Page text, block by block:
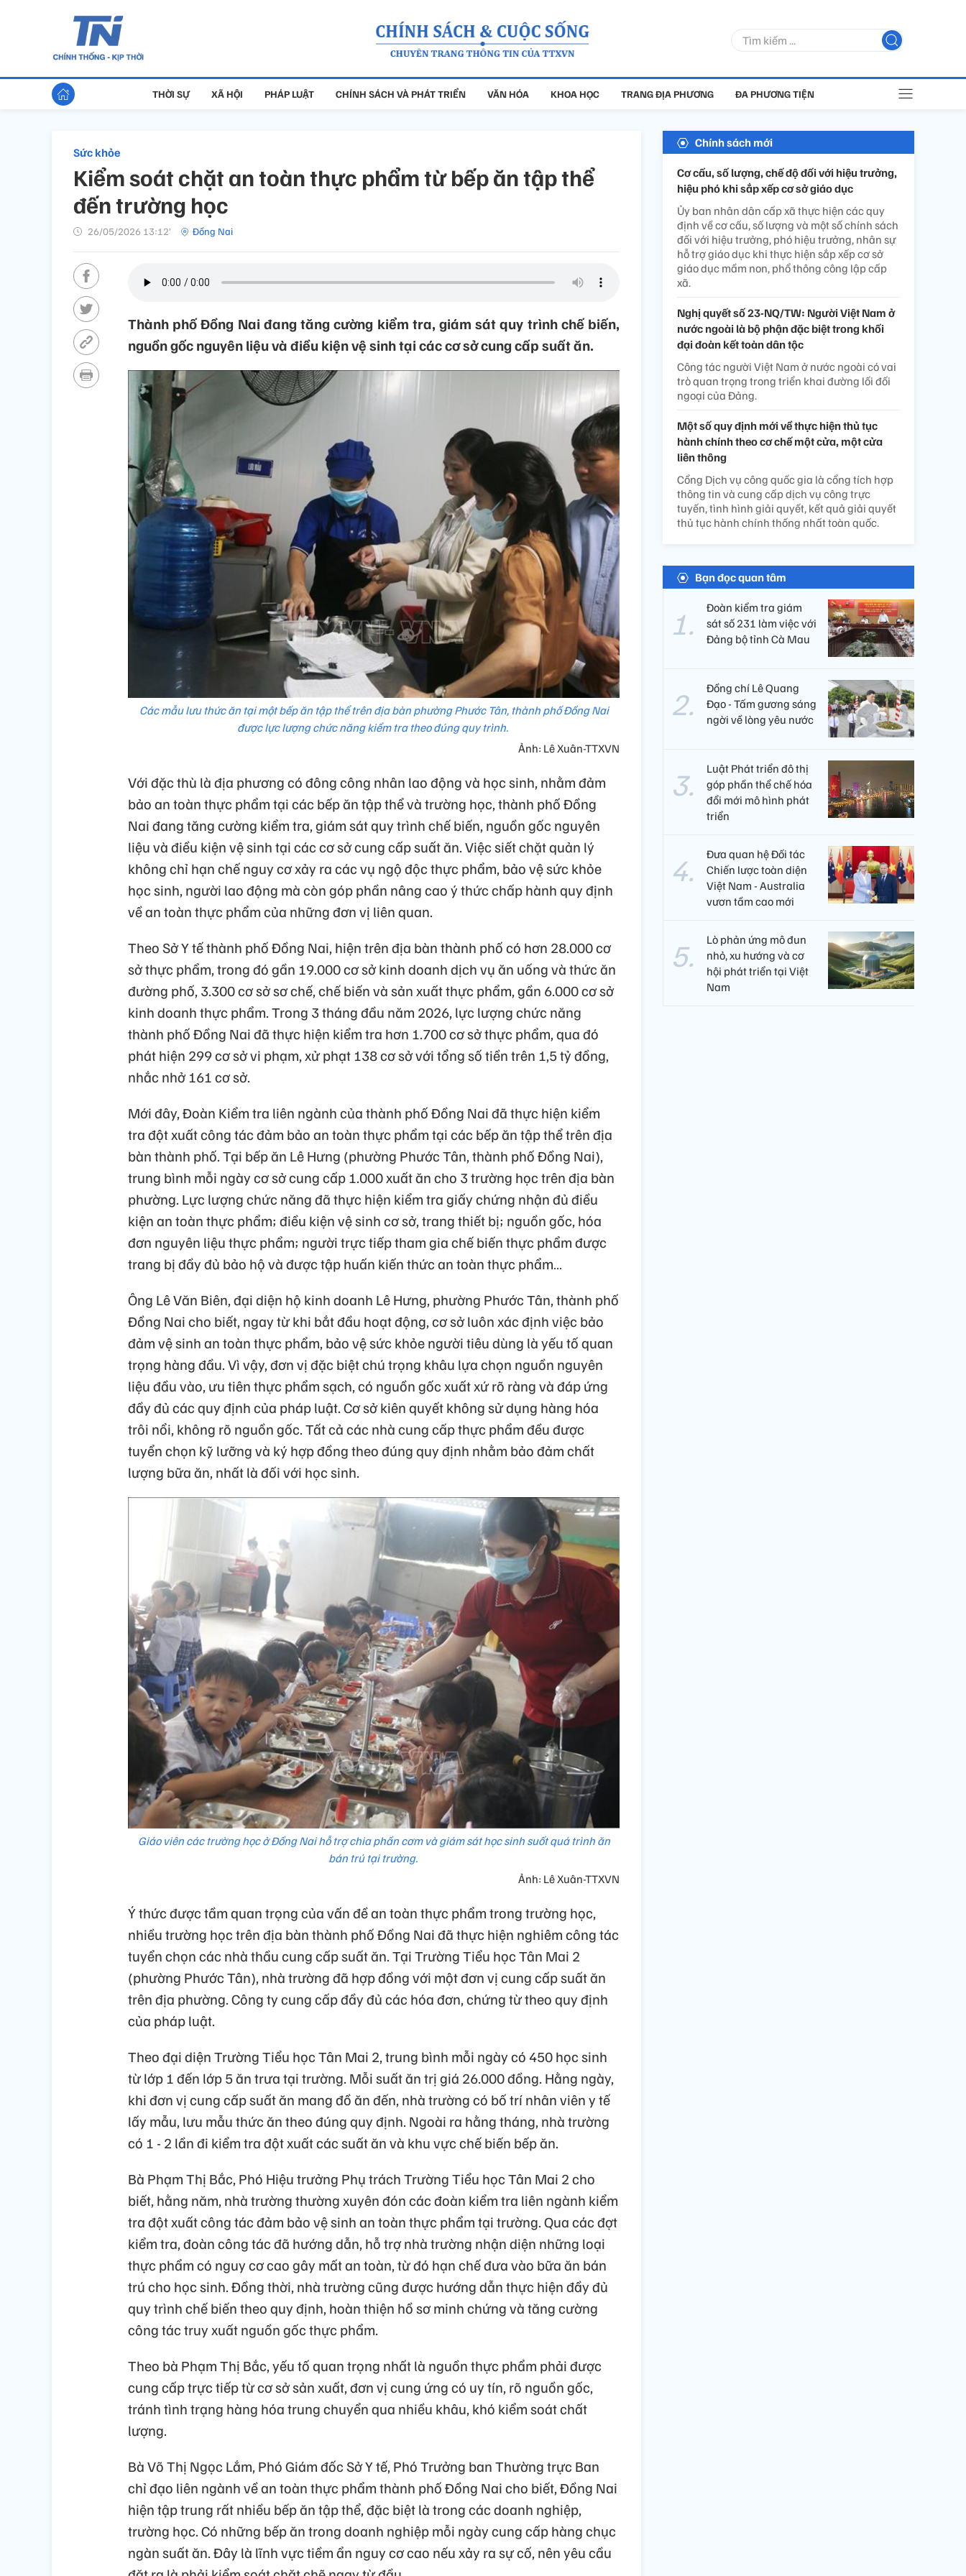
THỜI SỰ XÃ HỘI PHÁP LUẬT CHÍNH SÁCH VÀ PHÁT TRIỂN VĂN HÓA KHOA HỌC TRANG ĐỊA PHƯƠNG ĐA PHƯƠNG TIỆN
Sức khỏe
Kiểm soát chặt an toàn thực phẩm từ bếp ăn tập thể
đến trường học
26/05/2026 13:12’ Đồng Nai
Thành phố Đồng Nai đang tăng cường kiểm tra, giám sát quy trình chế biến,
nguồn gốc nguyên liệu và điều kiện vệ sinh tại các cơ sở cung cấp suất ăn.
Các mẫu lưu thức ăn tại một bếp ăn tập thể trên địa bàn phường Phước Tân, thành phố Đồng Nai
được lực lượng chức năng kiểm tra theo đúng quy trình.
Ảnh: Lê Xuân-TTXVN
Với đặc thù là địa phương có đông công nhân lao động và học sinh, nhằm đảm
bảo an toàn thực phẩm tại các bếp ăn tập thể và trường học, thành phố Đồng
Nai đang tăng cường kiểm tra, giám sát quy trình chế biến, nguồn gốc nguyên
liệu và điều kiện vệ sinh tại các cơ sở cung cấp suất ăn. Việc siết chặt quản lý
không chỉ hạn chế nguy cơ xảy ra các vụ ngộ độc thực phẩm, bảo vệ sức khỏe
học sinh, người lao động mà còn góp phần nâng cao ý thức chấp hành quy định
về an toàn thực phẩm của những đơn vị liên quan.
Theo Sở Y tế thành phố Đồng Nai, hiện trên địa bàn thành phố có hơn 28.000 cơ
sở thực phẩm, trong đó gần 19.000 cơ sở kinh doanh dịch vụ ăn uống và thức ăn
đường phố, 3.300 cơ sở sơ chế, chế biến và sản xuất thực phẩm, gần 6.000 cơ sở
kinh doanh thực phẩm. Trong 3 tháng đầu năm 2026, lực lượng chức năng
thành phố Đồng Nai đã thực hiện kiểm tra hơn 1.700 cơ sở thực phẩm, qua đó
phát hiện 299 cơ sở vi phạm, xử phạt 138 cơ sở với tổng số tiền trên 1,5 tỷ đồng,
nhắc nhở 161 cơ sở.
Mới đây, Đoàn Kiểm tra liên ngành của thành phố Đồng Nai đã thực hiện kiểm
tra đột xuất công tác đảm bảo an toàn thực phẩm tại các bếp ăn tập thể trên địa
bàn thành phố. Tại bếp ăn Lê Hưng (phường Phước Tân, thành phố Đồng Nai),
trung bình mỗi ngày cơ sở cung cấp 1.000 xuất ăn cho 3 trường học trên địa bàn
phường. Lực lượng chức năng đã thực hiện kiểm tra giấy chứng nhận đủ điều
kiện an toàn thực phẩm; điều kiện vệ sinh cơ sở, trang thiết bị; nguồn gốc, hóa
đơn nguyên liệu thực phẩm; người trực tiếp tham gia chế biến thực phẩm được
trang bị đầy đủ bảo hộ và được tập huấn kiến thức an toàn thực phẩm…
Ông Lê Văn Biên, đại diện hộ kinh doanh Lê Hưng, phường Phước Tân, thành phố
Đồng Nai cho biết, ngay từ khi bắt đầu hoạt động, cơ sở luôn xác định việc bảo
đảm vệ sinh an toàn thực phẩm, bảo vệ sức khỏe người tiêu dùng là yếu tố quan
trọng hàng đầu. Vì vậy, đơn vị đặc biệt chú trọng khâu lựa chọn nguồn nguyên
liệu đầu vào, ưu tiên thực phẩm sạch, có nguồn gốc xuất xứ rõ ràng và đáp ứng
đầy đủ các quy định của pháp luật. Cơ sở kiên quyết không sử dụng hàng hóa
trôi nổi, không rõ nguồn gốc. Tất cả các nhà cung cấp thực phẩm đều được
tuyển chọn kỹ lưỡng và ký hợp đồng theo đúng quy định nhằm bảo đảm chất
lượng bữa ăn, nhất là đối với học sinh.
Giáo viên các trường học ở Đồng Nai hỗ trợ chia phần cơm và giám sát học sinh suốt quá trình ăn
bán trú tại trường.
Ảnh: Lê Xuân-TTXVN
Ý thức được tầm quan trọng của vấn đề an toàn thực phẩm trong trường học,
nhiều trường học trên địa bàn thành phố Đồng Nai đã thực hiện nghiêm công tác
tuyển chọn các nhà thầu cung cấp suất ăn. Tại Trường Tiểu học Tân Mai 2
(phường Phước Tân), nhà trường đã hợp đồng với một đơn vị cung cấp suất ăn
trên địa phường. Công ty cung cấp đầy đủ các hóa đơn, chứng từ theo quy định
của pháp luật.
Theo đại diện Trường Tiểu học Tân Mai 2, trung bình mỗi ngày có 450 học sinh
từ lớp 1 đến lớp 5 ăn trưa tại trường. Mỗi suất ăn trị giá 26.000 đồng. Hằng ngày,
khi đơn vị cung cấp suất ăn mang đồ ăn đến, nhà trường có bố trí nhân viên y tế
lấy mẫu, lưu mẫu thức ăn theo đúng quy định. Ngoài ra hằng tháng, nhà trường
có 1 - 2 lần đi kiểm tra đột xuất các suất ăn và khu vực chế biến bếp ăn.
Bà Phạm Thị Bắc, Phó Hiệu trưởng Phụ trách Trường Tiểu học Tân Mai 2 cho
biết, hằng năm, nhà trường thường xuyên đón các đoàn kiểm tra liên ngành kiểm
tra đột xuất công tác đảm bảo vệ sinh an toàn thực phẩm tại trường. Qua các đợt
kiểm tra, đoàn công tác đã hướng dẫn, hỗ trợ nhà trường nhận diện những loại
thực phẩm có nguy cơ cao gây mất an toàn, từ đó hạn chế đưa vào bữa ăn bán
trú cho học sinh. Đồng thời, nhà trường cũng được hướng dẫn thực hiện đầy đủ
quy trình chế biến theo quy định, hoàn thiện hồ sơ minh chứng và tăng cường
công tác truy xuất nguồn gốc thực phẩm.
Theo bà Phạm Thị Bắc, yếu tố quan trọng nhất là nguồn thực phẩm phải được
cung cấp trực tiếp từ cơ sở sản xuất, đơn vị cung ứng có uy tín, rõ nguồn gốc,
tránh tình trạng hàng hóa trung chuyển qua nhiều khâu, khó kiểm soát chất
lượng.
Bà Võ Thị Ngọc Lắm, Phó Giám đốc Sở Y tế, Phó Trưởng ban Thường trực Ban
chỉ đạo liên ngành về an toàn thực phẩm thành phố Đồng Nai cho biết, Đồng Nai
hiện tập trung rất nhiều bếp ăn tập thể, đặc biệt là trong các doanh nghiệp,
trường học. Có những bếp ăn trong doanh nghiệp mỗi ngày cung cấp hàng chục
ngàn suất ăn. Đây là lĩnh vực tiềm ẩn nguy cơ cao nếu xảy ra sự cố, nên yêu cầu
Chính sách mới
Cơ cấu, số lượng, chế độ đối với hiệu trưởng,
hiệu phó khi sắp xếp cơ sở giáo dục
Ủy ban nhân dân cấp xã thực hiện các quy
định về cơ cấu, số lượng và một số chính sách
đối với hiệu trưởng, phó hiệu trưởng, nhân sự
hỗ trợ giáo dục khi thực hiện sắp xếp cơ sở
giáo dục mầm non, phổ thông công lập cấp
xã.
Nghị quyết số 23-NQ/TW: Người Việt Nam ở
nước ngoài là bộ phận đặc biệt trong khối
đại đoàn kết toàn dân tộc
Công tác người Việt Nam ở nước ngoài có vai
trò quan trọng trong triển khai đường lối đối
ngoại của Đảng.
Một số quy định mới về thực hiện thủ tục
hành chính theo cơ chế một cửa, một cửa
liên thông
Cổng Dịch vụ công quốc gia là cổng tích hợp
thông tin và cung cấp dịch vụ công trực
tuyến, tình hình giải quyết, kết quả giải quyết
thủ tục hành chính thống nhất toàn quốc.
Bạn đọc quan tâm
Đoàn kiểm tra giám
sát số 231 làm việc với
Đảng bộ tỉnh Cà Mau
Đồng chí Lê Quang
Đạo - Tấm gương sáng
ngời về lòng yêu nước
Luật Phát triển đô thị
góp phần thể chế hóa
đổi mới mô hình phát
triển
Đưa quan hệ Đối tác
Chiến lược toàn diện
Việt Nam - Australia
vươn tầm cao mới
Lò phản ứng mô đun
nhỏ, xu hướng và cơ
hội phát triển tại Việt
Nam